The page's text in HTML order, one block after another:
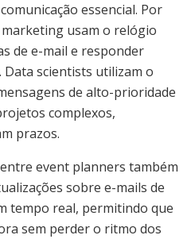
essencial. Por
usam o relógio
de e-mail e responder
scientists utilizam o
de alto-prioridade
complexos,
prazos.
event planners também
sobre e-mails de
tempo real, permitindo que
sem perder o ritmo dos